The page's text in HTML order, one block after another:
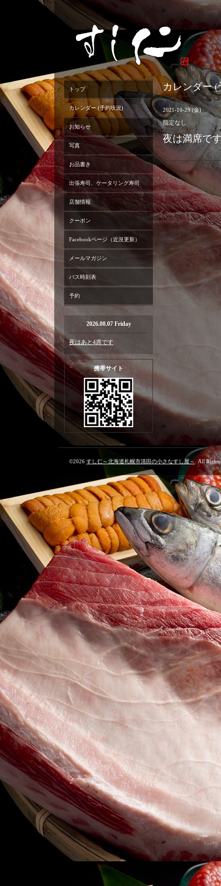
カレンダー
2021-10-29 (金)
指定なし
夜は満席で
トップ
カレンダー (予約状況)
お知らせ
写真
お品書き
出張寿司、ケータリング寿司
店舗情報
クーポン
Facebookページ（近況更新）
メールマガジン
バス時刻表
予約
2026.08.07 Friday
夜はあと4席です
携帯サイト
©2026 すし仁～北海道札幌市清田の小さなすし屋～ . All